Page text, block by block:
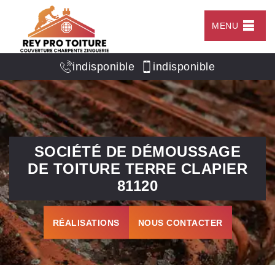
MENU
indisponible indisponible
SOCIÉTÉ DE DÉMOUSSAGE
DE TOITURE TERRE CLAPIER
81120
RÉALISATIONS NOUS CONTACTER